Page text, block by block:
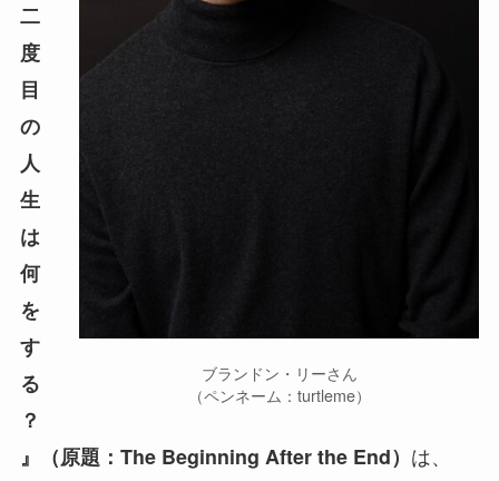
ブランドン・リーさん
（ペンネーム：turtleme）
二
度
目
の
人
生
は
何
を
す
る
？
』（原題：The Beginning After the End） は、